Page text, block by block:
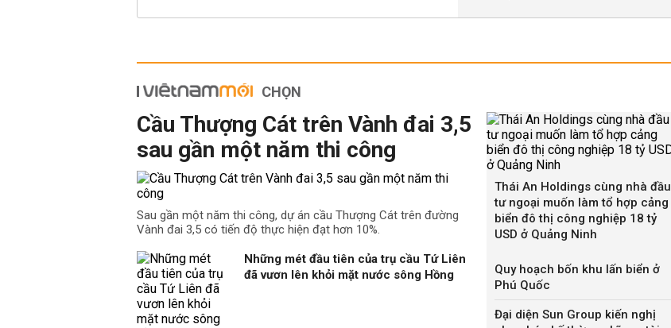
CHỌN
Cầu Thượng Cát trên Vành đai 3,5
sau gần một năm thi công
Sau gần một năm thi công, dự án cầu Thượng Cát trên đường
Vành đai 3,5 có tiến độ thực hiện đạt hơn 10%.
Những mét đầu tiên của trụ cầu Tứ Liên
đã vươn lên khỏi mặt nước sông Hồng
Thái An Holdings cùng nhà đầu
tư ngoại muốn làm tổ hợp cảng
biển đô thị công nghiệp 18 tỷ
USD ở Quảng Ninh
Quy hoạch bốn khu lấn biển ở
Phú Quốc
Đại diện Sun Group kiến nghị